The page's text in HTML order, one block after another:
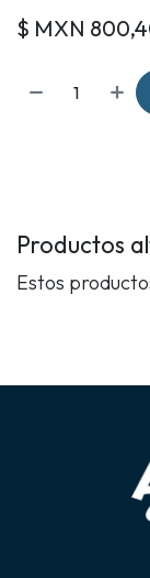
$ MXN
Productos
Estos